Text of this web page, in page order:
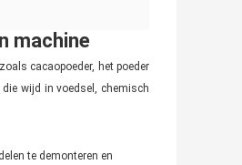
machine
cacaopoeder, het poeder
die wijd in voedsel, chemisch
te demonteren en